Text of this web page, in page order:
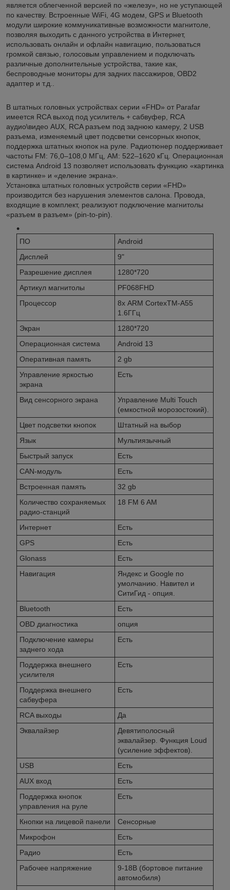
является облегченной версией по «железу», но не уступающей
по качеству. Встроенные WiFi, 4G модем, GPS и Bluetooth
модули широкие коммуникативные возможности магнитоле,
позволяя выходить с данного устройства в Интернет,
использовать онлайн и офлайн навигацию, пользоваться
громкой связью, голосовым управлением и подключать
различные дополнительные устройства, такие как,
беспроводные мониторы для задних пассажиров, OBD2
адаптер и т.д..
В штатных головных устройствах серии «FHD» от Parafar
имеется RCA выход под усилитель + сабвуфер, RCA
аудио\видео AUX, RCA разъем под заднюю камеру, 2 USB
разъема, изменяемый цвет подсветки сенсорных кнопок,
поддержка штатных кнопок на руле. Радиотюнер поддерживает
частоты FM: 76,0–108,0 МГц, AM: 522–1620 кГц. Операционная
система Android 13 позволяет использовать функцию «картинка
в картинке» и «деление экрана».
Установка штатных головных устройств серии «FHD»
производится без нарушения элементов салона. Провода,
входящие в комплект, реализуют подключение магнитолы
«разъем в разъем» (pin-to-pin).
ПО
Android
Дисплей
9"
Разрешение дисплея
1280*720
Артикул магнитолы
PF068FHD
Процессор
8х ARM CortexTM-A55
1.6ГГц
Экран
1280*720
Операционная система
Android 13
Оперативная память
2 gb
Управление яркостью
экрана
Есть
Вид сенсорного экрана
Управление Multi Touch
(емкостной морозостокий).
Цвет подсветки кнопок
Штатный на выбор
Язык
Мультиязычный
Быстрый запуск
Есть
CAN-модуль
Есть
Встроенная память
32 gb
Количество сохраняемых
радио-станций
18 FM 6 AM
Интернет
Есть
GPS
Есть
Glonass
Есть
Навигация
Яндекс и Googlе по
умолчанию. Навител и
СитиГид - опция.
Bluetooth
Есть
OBD диагностика
опция
Подключение камеры
заднего хода
Есть
Поддержка внешнего
усилителя
Есть
Поддержка внешнего
сабвуфера
Есть
RCA выходы
Да
Эквалайзер
Девятиполосный
эквалайзер. Функция Loud
(усиление эффектов).
USB
Есть
AUX вход
Есть
Поддержка кнопок
управления на руле
Есть
Кнопки на лицевой панели
Сенсорные
Микрофон
Есть
Радио
Есть
Рабочее напряжение
9-18В (бортовое питание
автомобиля)